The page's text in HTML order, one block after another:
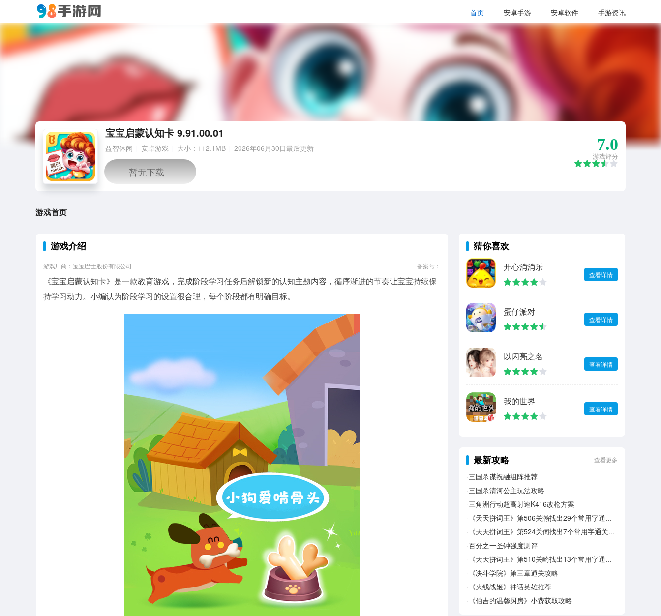
首页 安卓手游 安卓软件 手游资讯
宝宝启蒙认知卡 9.91.00.01
益智休闲 安卓游戏 大小：112.1MB 2026年06月30日最后更新 7.0
游戏评分
游戏首页
游戏介绍
游戏厂商：宝宝巴士股份有限公司 备案号：
《宝宝启蒙认知卡》是一款教育游戏，完成阶段学习任务后解锁新的认知主题内容，循序渐进的节奏让宝宝持续保
持学习动力。小编认为阶段学习的设置很合理，每个阶段都有明确目标。
猜你喜欢
开心消消乐
查看详情
蛋仔派对
查看详情
以闪亮之名
查看详情
我的世界
查看详情
最新攻略 查看更多
三国杀谋祝融组阵推荐
三国杀清河公主玩法攻略
三角洲行动超高射速K416改枪方案
《天天拼词王》第506关瀚找出29个常用字通关攻略
《天天拼词王》第524关伺找出7个常用字通关攻略
百分之一圣钟强度测评
《天天拼词王》第510关崎找出13个常用字通关攻略
《决斗学院》第三章通关攻略
《火线战姬》神话英雄推荐
《伯吉的温馨厨房》小费获取攻略